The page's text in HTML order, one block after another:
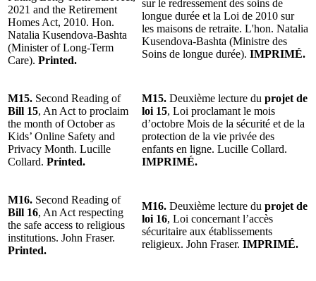
2021 and the Retirement
Homes Act, 2010. Hon.
Natalia Kusendova-Bashta
(Minister of Long-Term
Care). Printed.
sur le redressement des soins de
longue durée et la Loi de 2010 sur
les maisons de retraite. L'hon. Natalia
Kusendova-Bashta (Ministre des
Soins de longue durée). IMPRIMÉ.
M15. Second Reading of
Bill 15, An Act to proclaim
the month of October as
Kids’ Online Safety and
Privacy Month. Lucille
Collard. Printed.
M15. Deuxième lecture du projet de
loi 15, Loi proclamant le mois
d’octobre Mois de la sécurité et de la
protection de la vie privée des
enfants en ligne. Lucille Collard.
IMPRIMÉ.
M16. Second Reading of
Bill 16, An Act respecting
the safe access to religious
institutions. John Fraser.
Printed.
M16. Deuxième lecture du projet de
loi 16, Loi concernant l’accès
sécuritaire aux établissements
religieux. John Fraser. IMPRIMÉ.